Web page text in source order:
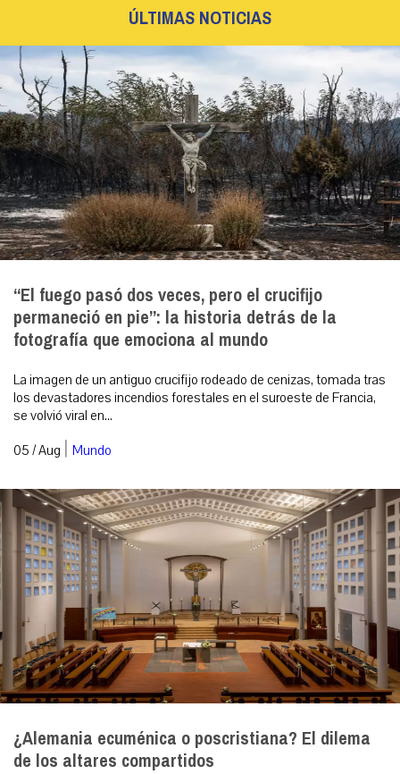
ÚLTIMAS NOTICIAS
“El fuego pasó dos veces, pero el crucifijo
permaneció en pie”: la historia detrás de la
fotografía que emociona al mundo
La imagen de un antiguo crucifijo rodeado de cenizas, tomada tras
los devastadores incendios forestales en el suroeste de Francia,
se volvió viral en...
05 / Aug | Mundo
¿Alemania ecuménica o poscristiana? El dilema
de los altares compartidos